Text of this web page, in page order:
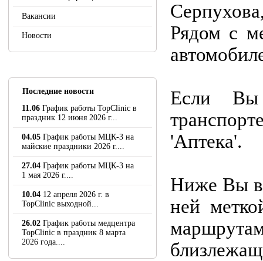
Вакансии
Новости
Последние новости
11.06 График работы TopClinic в
праздник 12 июня 2026 г...
04.05 График работы МЦК-3 на
майские праздники 2026 г....
27.04 График работы МЦК-3 на
1 мая 2026 г....
10.04 12 апреля 2026 г. в
TopClinic выходной...
26.02 График работы медцентра
TopClinic в праздник 8 марта
2026 года....
Рядом с
Если Вы
'Аптека'.
Ниже Вы
ней